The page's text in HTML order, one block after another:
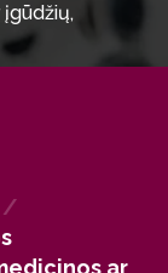
įgūdžių,
ir
Fisher
/
ar